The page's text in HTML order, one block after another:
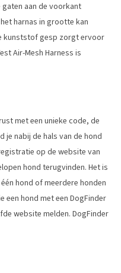
aan de voorkant
harnas in grootte kan
kunststof gesp zorgt ervoor
Air-Mesh Harness is
met een unieke code, de
je nabij de hals van de hond
op de website van
hond terugvinden. Het is
hond of meerdere honden
een hond met een DogFinder
website melden. DogFinder